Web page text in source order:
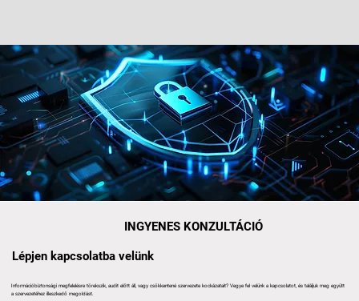
INGYENES KONZULTÁCIÓ
Lépjen kapcsolatba velünk
Információbiztonsági megfelelésre törekszik, audit előtt áll, vagy csökkentené szervezete kockázatait? Vegye fel velünk a kapcsolatot, és találjuk meg együtt
a szervezetéhez illeszkedő megoldást.